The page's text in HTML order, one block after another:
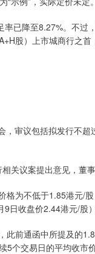
降至8.27%。不过
股）上市城商行之
审议包括拟发行不超
议案提出意见，董事
为不低于1.85港元/
日收盘价2.44港元/股
前通函中所提及的
个交易日的平均收市